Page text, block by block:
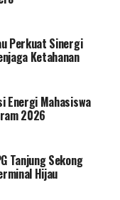
aktivitas
untuk
listrik di
dengan
1.500 unit
Power Supply),
mobile, 260
lainnya.
prioritas
Perkuat Sinergi
Ketahanan
Mahasiswa
2026
Tanjung Sekong
Hijau